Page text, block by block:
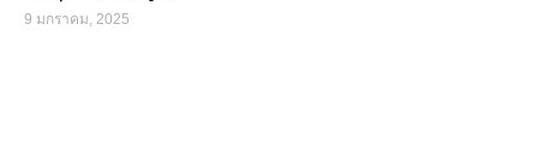
9 มกราคม, 2025